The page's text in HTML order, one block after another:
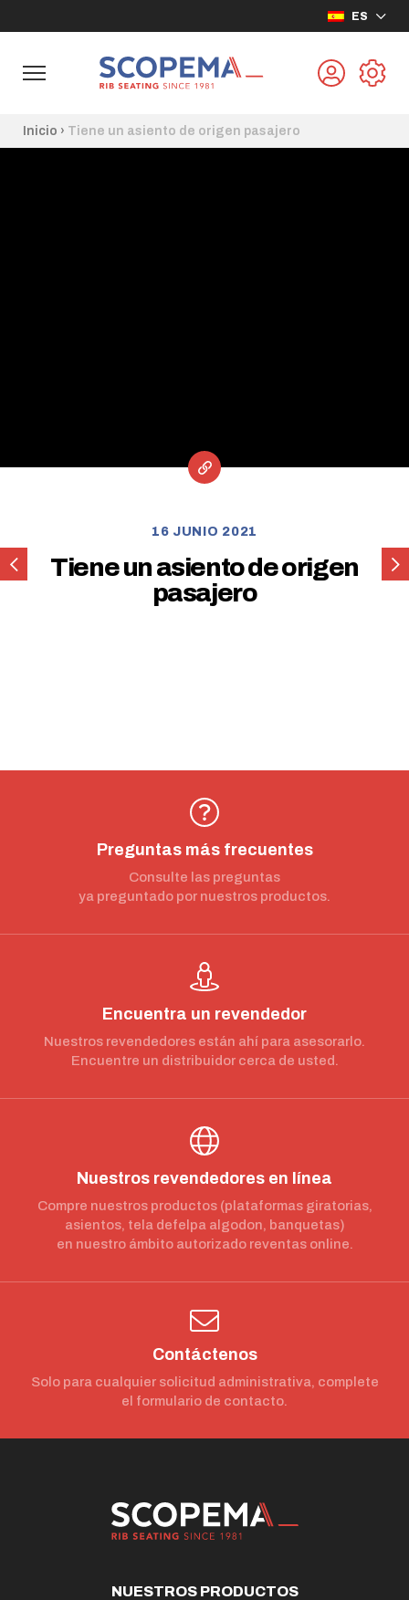
ES
Inicio › Tiene un asiento de origen pasajero
Tiene
un
un
16 JUNIO 2021
Tiene un asiento de origen
pasajero
Preguntas más frecuentes
Consulte las preguntas
ya preguntado por nuestros productos.
Encuentra un revendedor
Nuestros revendedores están ahí para asesorarlo.
Encuentre un distribuidor cerca de usted.
Nuestros revendedores en línea
Compre nuestros productos (plataformas giratorias,
asientos, tela defelpa algodon, banquetas)
en nuestro ámbito autorizado reventas online.
Contáctenos
Solo para cualquier solicitud administrativa, complete
el formulario de contacto.
NUESTROS PRODUCTOS